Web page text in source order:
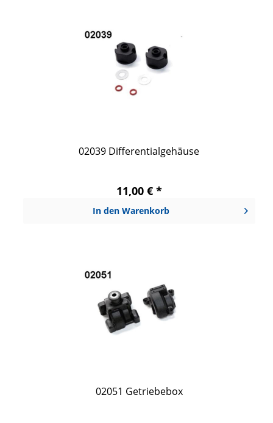
02039 Differentialgehäuse
11,00 € *
In den Warenkorb
02051 Getriebebox